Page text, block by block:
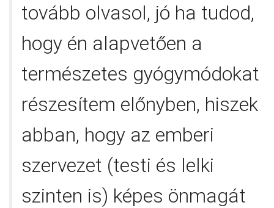
tovább olvasol, jó ha tudod,
hogy én alapvetően a
természetes gyógymódokat
részesítem előnyben, hiszek
abban, hogy az emberi
szervezet (testi és lelki
szinten is) képes önmagát